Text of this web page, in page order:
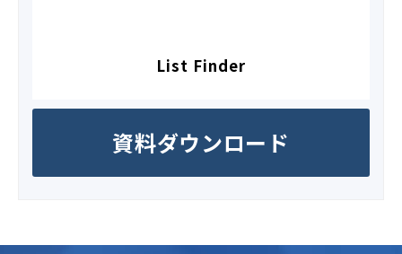
List Finder
資料ダウンロード